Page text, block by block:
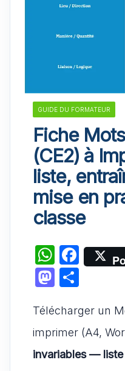
GUIDE DU FORMATEUR
Fiche
(CE2) à
liste,
mise en
classe
W
h
at
s
A
p
F
a
e
b
o
M
st
o
d
ta
g
er
Télécharger un
imprimer (A4,
invariables —